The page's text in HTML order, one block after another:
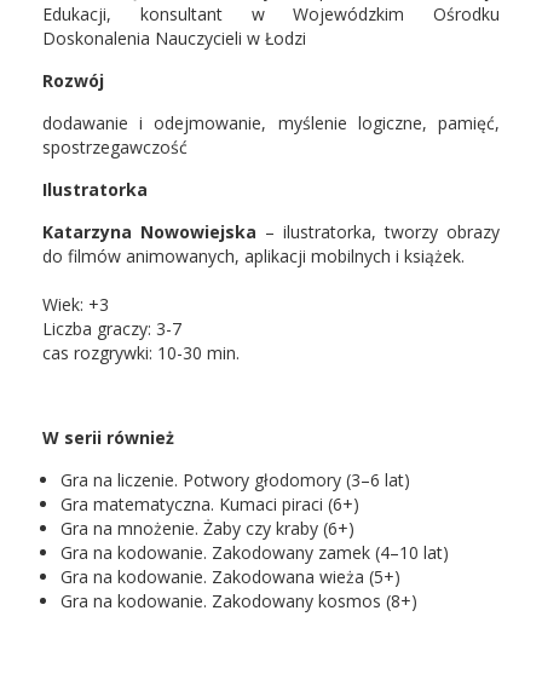
Edukacji, konsultant w Wojewódzkim Ośrodku
Doskonalenia Nauczycieli w Łodzi
Rozwój
dodawanie i odejmowanie, myślenie logiczne, pamięć,
spostrzegawczość
Ilustratorka
Katarzyna Nowowiejska – ilustratorka, tworzy obrazy
do filmów animowanych, aplikacji mobilnych i książek.
Wiek: +3
Liczba graczy: 3-7
cas rozgrywki: 10-30 min.
W serii również
Gra na liczenie. Potwory głodomory (3–6 lat)
Gra matematyczna. Kumaci piraci (6+)
Gra na mnożenie. Żaby czy kraby (6+)
Gra na kodowanie. Zakodowany zamek (4–10 lat)
Gra na kodowanie. Zakodowana wieża (5+)
Gra na kodowanie. Zakodowany kosmos (8+)